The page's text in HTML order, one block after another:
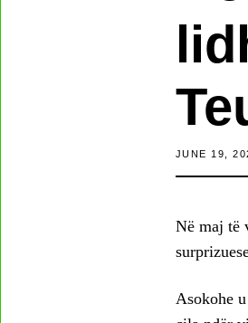
JUNE 19,
Në maj të
Asokohe